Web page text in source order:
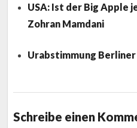
USA: Ist der Big Apple
Zohran Mamdani
Urabstimmung
Schreibe einen